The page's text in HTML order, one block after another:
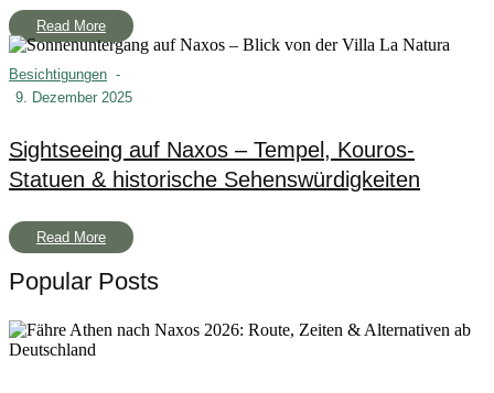
Read More
Besichtigungen -
9. Dezember 2025
Sightseeing auf Naxos – Tempel, Kouros-
Statuen & historische Sehenswürdigkeiten
Read More
Popular Posts